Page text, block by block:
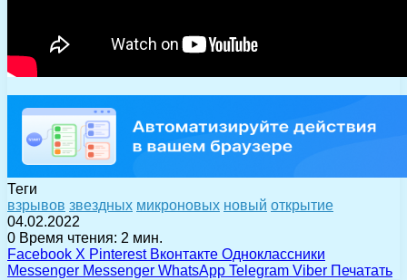
Теги
взрывов звездных микроновых новый открытие
04.02.2022
0 Время чтения: 2 мин.
Facebook X Pinterest Вконтакте Одноклассники
Messenger Messenger WhatsApp Telegram Viber Печатать